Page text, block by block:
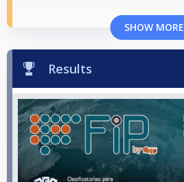
SHOW MORE
Results